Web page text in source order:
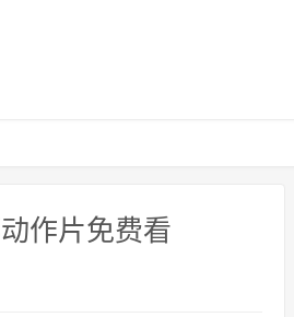
作片免费看